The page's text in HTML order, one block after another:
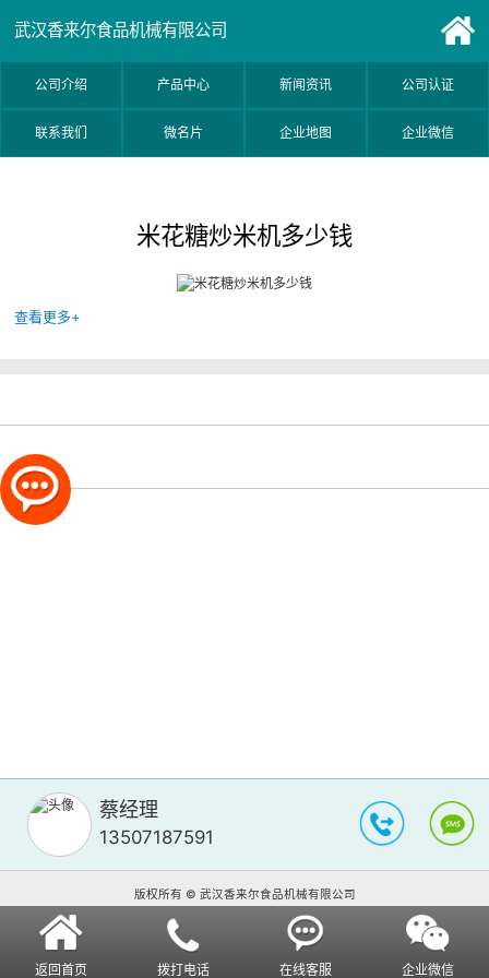
武汉香来尔食品机械有限公司
公司介绍 产品中心 新闻资讯 公司认证
联系我们 微名片 企业地图 企业微信
米花糖炒米机多少钱
查看更多+
蔡经理
13507187591
版权所有 © 武汉香来尔食品机械有限公司
返回首页 拨打电话 在线客服 企业微信